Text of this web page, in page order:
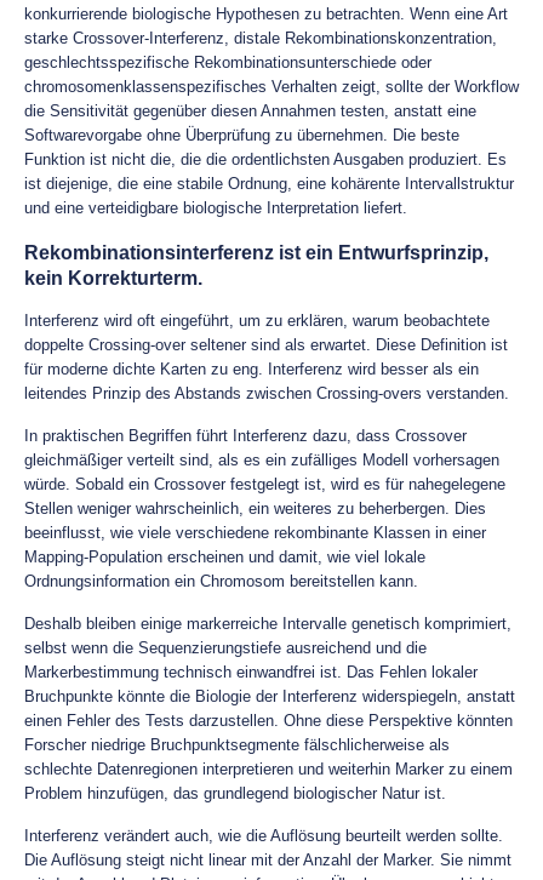
konkurrierende biologische Hypothesen zu betrachten. Wenn eine Art
starke Crossover-Interferenz, distale Rekombinationskonzentration,
geschlechtsspezifische Rekombinationsunterschiede oder
chromosomenklassenspezifisches Verhalten zeigt, sollte der Workflow
die Sensitivität gegenüber diesen Annahmen testen, anstatt eine
Softwarevorgabe ohne Überprüfung zu übernehmen. Die beste
Funktion ist nicht die, die die ordentlichsten Ausgaben produziert. Es
ist diejenige, die eine stabile Ordnung, eine kohärente Intervallstruktur
und eine verteidigbare biologische Interpretation liefert.
Rekombinationsinterferenz ist ein Entwurfsprinzip,
kein Korrekturterm.
Interferenz wird oft eingeführt, um zu erklären, warum beobachtete
doppelte Crossing-over seltener sind als erwartet. Diese Definition ist
für moderne dichte Karten zu eng. Interferenz wird besser als ein
leitendes Prinzip des Abstands zwischen Crossing-overs verstanden.
In praktischen Begriffen führt Interferenz dazu, dass Crossover
gleichmäßiger verteilt sind, als es ein zufälliges Modell vorhersagen
würde. Sobald ein Crossover festgelegt ist, wird es für nahegelegene
Stellen weniger wahrscheinlich, ein weiteres zu beherbergen. Dies
beeinflusst, wie viele verschiedene rekombinante Klassen in einer
Mapping-Population erscheinen und damit, wie viel lokale
Ordnungsinformation ein Chromosom bereitstellen kann.
Deshalb bleiben einige markerreiche Intervalle genetisch komprimiert,
selbst wenn die Sequenzierungstiefe ausreichend und die
Markerbestimmung technisch einwandfrei ist. Das Fehlen lokaler
Bruchpunkte könnte die Biologie der Interferenz widerspiegeln, anstatt
einen Fehler des Tests darzustellen. Ohne diese Perspektive könnten
Forscher niedrige Bruchpunktsegmente fälschlicherweise als
schlechte Datenregionen interpretieren und weiterhin Marker zu einem
Problem hinzufügen, das grundlegend biologischer Natur ist.
Interferenz verändert auch, wie die Auflösung beurteilt werden sollte.
Die Auflösung steigt nicht linear mit der Anzahl der Marker. Sie nimmt